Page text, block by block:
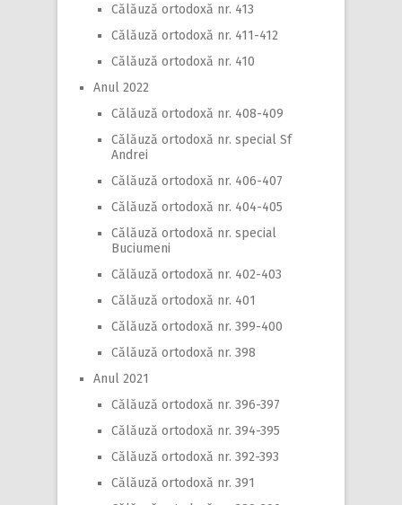
Călăuză ortodoxă nr. 413
Călăuză ortodoxă nr. 411-412
Călăuză ortodoxă nr. 410
Anul 2022
Călăuză ortodoxă nr. 408-409
Călăuză ortodoxă nr. special Sf
Andrei
Călăuză ortodoxă nr. 406-407
Călăuză ortodoxă nr. 404-405
Călăuză ortodoxă nr. special
Buciumeni
Călăuză ortodoxă nr. 402-403
Călăuză ortodoxă nr. 401
Călăuză ortodoxă nr. 399-400
Călăuză ortodoxă nr. 398
Anul 2021
Călăuză ortodoxă nr. 396-397
Călăuză ortodoxă nr. 394-395
Călăuză ortodoxă nr. 392-393
Călăuză ortodoxă nr. 391